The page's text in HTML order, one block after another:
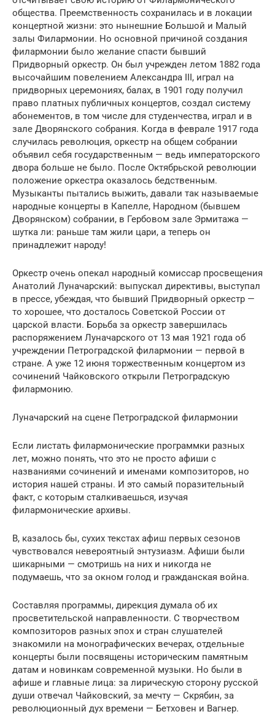
общества. Преемственность сохранилась и в локации
концертной жизни: это нынешние Большой и Малый
залы Филармонии. Но основной причиной создания
филармонии было желание спасти бывший
Придворный оркестр. Он был учрежден летом 1882 года
высочайшим повелением Александра III, играл на
придворных церемониях, балах, в 1901 году получил
право платных публичных концертов, создал систему
абонементов, в том числе для студенчества, играл и в
зале Дворянского собрания. Когда в феврале 1917 года
случилась революция, оркестр на общем собрании
объявил себя государственным — ведь императорского
двора больше не было. После Октябрьской революции
положение оркестра оказалось бедственным.
Музыканты пытались выжить, давали так называемые
народные концерты в Капелле, Народном (бывшем
Дворянском) собрании, в Гербовом зале Эрмитажа —
шутка ли: раньше там жили цари, а теперь он
принадлежит народу!
Оркестр очень опекал народный комиссар просвещения
Анатолий Луначарский: выпускал директивы, выступал
в прессе, убеждая, что бывший Придворный оркестр —
то хорошее, что досталось Советской России от
царской власти. Борьба за оркестр завершилась
распоряжением Луначарского от 13 мая 1921 года об
учреждении Петроградской филармонии — первой в
стране. А уже 12 июня торжественным концертом из
сочинений Чайковского открыли Петроградскую
филармонию.
Луначарский на сцене Петроградской филармонии
Если листать филармонические программки разных
лет, можно понять, что это не просто афиши с
названиями сочинений и именами композиторов, но
история нашей страны. И это самый поразительный
факт, с которым сталкиваешься, изучая
филармонические архивы.
В, казалось бы, сухих текстах афиш первых сезонов
чувствовался невероятный энтузиазм. Афиши были
шикарными — смотришь на них и никогда не
подумаешь, что за окном голод и гражданская война.
Составляя программы, дирекция думала об их
просветительской направленности. С творчеством
композиторов разных эпох и стран слушателей
знакомили на монографических вечерах, отдельные
концерты были посвящены историческим памятным
датам и новинкам современной музыки. Но были в
афише и главные лица: за лирическую сторону русской
души отвечал Чайковский, за мечту — Скрябин, за
революционный дух времени — Бетховен и Вагнер.